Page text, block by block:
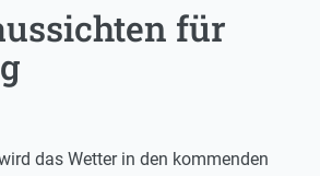
für
das Wetter in den kommenden